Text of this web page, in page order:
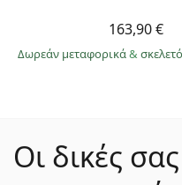
163,90 €
Δωρεάν μεταφορικά&
Οι δικές